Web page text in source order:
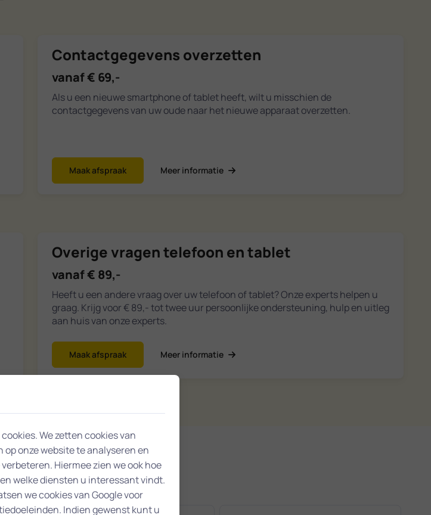
Contactgegevens overzetten
vanaf € 69,-
Als u een nieuwe smartphone of tablet heeft, wilt u misschien de
contactgegevens van uw oude naar het nieuwe apparaat overzetten.
Maak afspraak Meer informatie
Overige vragen telefoon en tablet
vanaf € 89,-
Heeft u een andere vraag over uw telefoon of tablet? Onze experts helpen u
graag. Krijg voor € 89,- tot twee uur persoonlijke ondersteuning, hulp en uitleg
aan huis van onze experts.
Maak afspraak Meer informatie
We zetten cookies van
onze website te analyseren en
Hiermee zien we ook hoe
welke diensten u interessant vindt.
we cookies van Google voor
Indien gewenst kunt u